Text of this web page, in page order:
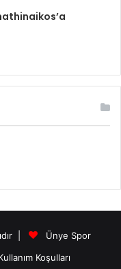
|
Ünye Spor
Koşulları